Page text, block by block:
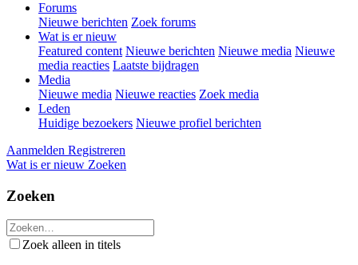
Forums
Nieuwe berichten Zoek forums
Wat is er nieuw
Featured content Nieuwe berichten Nieuwe media Nieuwe
media reacties Laatste bijdragen
Media
Nieuwe media Nieuwe reacties Zoek media
Leden
Huidige bezoekers Nieuwe profiel berichten
Aanmelden Registreren
Wat is er nieuw Zoeken
Zoeken
Zoek alleen in titels